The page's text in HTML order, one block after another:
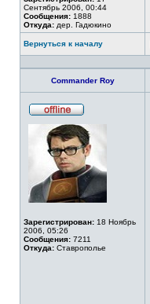
Сентябрь 2006, 00:44
Сообщения: 1888
Откуда: дер. Гадюкино
Вернуться к началу
Commander Roy
в
сети
Зарегистрирован: 18 Ноябрь
2006, 05:26
Сообщения: 7211
Откуда: Ставрополье